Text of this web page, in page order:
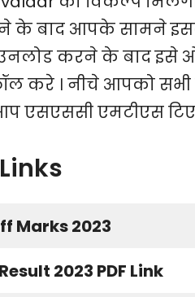
के बाद आपके सामने
करने के बाद इसे
करे । नीचे आपको
एसएससी एमटीएस
Marks 2023
2023 PDF Link